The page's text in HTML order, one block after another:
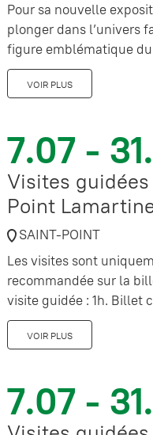
Pour sa nouvelle
plonger dans l’univers
figure emblématique
VOIR PLUS
7.07 -
Visites
Point
SAINT-POINT
Les visites sont
recommandée sur la
visite guidée : 1h. Billet
VOIR PLUS
7.07 -